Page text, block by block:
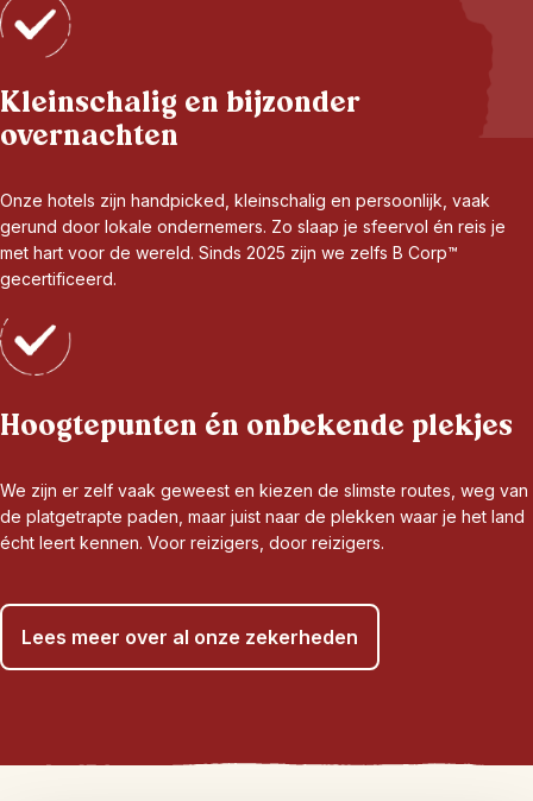
Kleinschalig en bijzonder
overnachten
Onze hotels zijn handpicked, kleinschalig en persoonlijk, vaak
gerund door lokale ondernemers. Zo slaap je sfeervol én reis je
met hart voor de wereld. Sinds 2025 zijn we zelfs B Corp™
gecertificeerd.
Hoogtepunten én onbekende plekjes
We zijn er zelf vaak geweest en kiezen de slimste routes, weg van
de platgetrapte paden, maar juist naar de plekken waar je het land
écht leert kennen. Voor reizigers, door reizigers.
Lees meer over al onze zekerheden